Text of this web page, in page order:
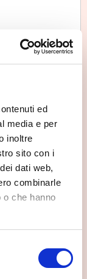
ed
media e per
inoltre
sito con i
dati web,
combinarle
o che hanno
agosto